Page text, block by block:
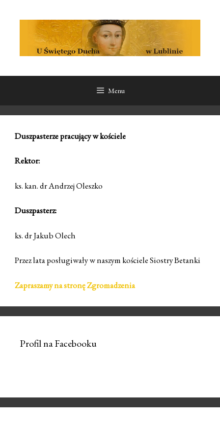
Menu
Duszpasterze pracujący w kościele
Rektor:
ks. kan. dr Andrzej Oleszko
Duszpasterz:
ks. dr Jakub Olech
Przez lata posługiwały w naszym kościele Siostry Betanki
Zapraszamy na stronę Zgromadzenia
Profil na Facebooku